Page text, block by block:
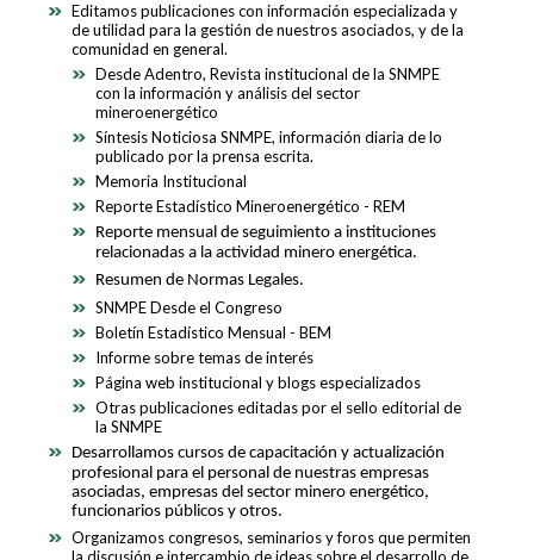
Editamos publicaciones con información especializada y
de utilidad para la gestión de nuestros asociados, y de la
comunidad en general.
Desde Adentro, Revista institucional de la SNMPE
con la información y análisis del sector
mineroenergético
Síntesis Noticiosa SNMPE, información diaria de lo
publicado por la prensa escrita.
Memoria Institucional
Reporte Estadístico Mineroenergético - REM
Reporte mensual de seguimiento a instituciones
relacionadas a la actividad minero energética.
Resumen de Normas Legales.
SNMPE Desde el Congreso
Boletín Estadístico Mensual - BEM
Informe sobre temas de interés
Página web institucional y blogs especializados
Otras publicaciones editadas por el sello editorial de
la SNMPE
Desarrollamos cursos de capacitación y actualización
profesional para el personal de nuestras empresas
asociadas, empresas del sector minero energético,
funcionarios públicos y otros.
Organizamos congresos, seminarios y foros que permiten